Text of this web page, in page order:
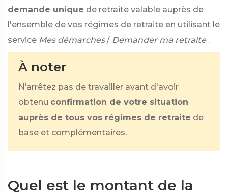
demande unique de retraite valable auprès de
l'ensemble de vos régimes de retraite en utilisant le
service Mes démarches / Demander ma retraite .
À noter
N’arrêtez pas de travailler avant d'avoir
obtenu confirmation de votre situation
auprès de tous vos régimes de retraite de
base et complémentaires.
Quel est le montant de la